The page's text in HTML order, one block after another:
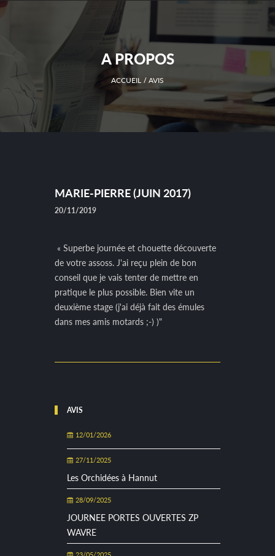
A PROPOS
ACCUEIL AVIS
MARIE-PIERRE (JUIN 2017)
20/11/2019
« Superbe journée et chouette découverte
de votre assoss. J'ai reçu plein de bon
conseil que je vais tenter de mettre en
pratique le plus possible. Bien vite un
deuxième stage (j'ai déjà fait des émules
dans mes amis motards ;-) )"
AVIS
12/01/2026
27/11/2025
Les Orchidées à Hannut
28/09/2025
JOURNEE PORTES OUVERTES ZP
WAVRE